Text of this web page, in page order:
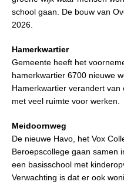
school gaan. De bouw van
2026.
Hamerkwartier
Gemeente heeft het
hamerkwartier 6700 nieuwe
Hamerkwartier verandert
met veel ruimte voor werken.
Meidoornweg
De nieuwe Havo, het Vox
Beroepscollege gaan samen
een basisschool met
Verwachting is dat er ook